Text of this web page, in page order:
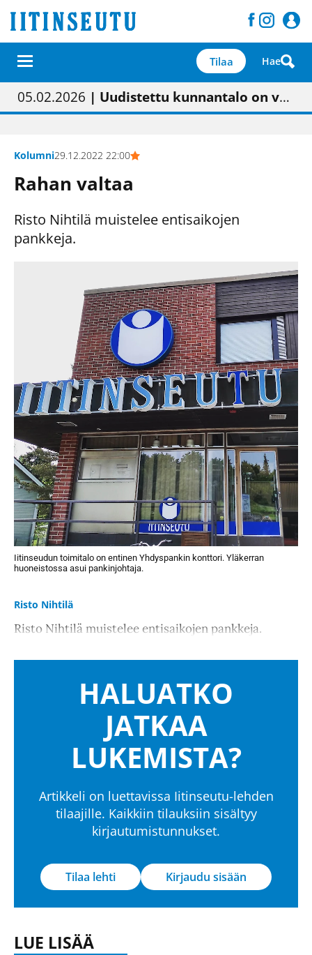
Tilaa Hae
01.02.2026 | Painon vaihtumisen pitäisi näkyä hieman parempana painojäljen laatuna lehdessä
05.02.2026 | Uudistettu kunnantalo on valoisa
23.04.2026 | “Olemme käynnistämässä uudelleen keskustavisiotyön”
09.05.2026| "Maalla on totuttu elämään omavaraisemmin kuin kaupungissa"
Kolumni29.12.2022 22:00
Rahan valtaa
Risto Nihtilä muistelee entisaikojen
pankkeja.
Iitinseudun toimitalo on entinen Yhdyspankin konttori. Yläkerran
huoneistossa asui pankinjohtaja.
Risto Nihtilä
Risto Nihtilä muistelee entisaikojen pankkeja.
HALUATKO
JATKAA
LUKEMISTA?
Artikkeli on luettavissa Iitinseutu-lehden
tilaajille. Kaikkiin tilauksiin sisältyy
kirjautumistunnukset.
Tilaa lehti Kirjaudu sisään
LUE LISÄÄ